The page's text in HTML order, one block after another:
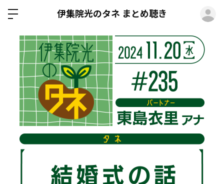
伊集院光のタネ まとめ聴き